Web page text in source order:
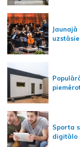
Sporta
digitālo